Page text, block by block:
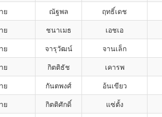
ย ณัฐพล ฤทธิ์เดช
ย ชนาเมธ เอชเอ
ย จารุวัฒน์ จานเล็ก
ย กิตติธัช เคารพ
ย กันตพงศ์ อ้นเขียว
ย กิตติศักดิ์ แซ่ตั้ง